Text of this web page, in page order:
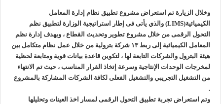
وخلال الزيارة تم استعراض مشروع تطبيق نظام إدارة المعامل
الكيميائية(LIMS) والذي يأتى فى إطار استراتيجية الوزارة لتطبيق نظم
التحول الرقمى من خلال مشروع تطوير وتحديث القطاع ، ويهدف إدارة نظم
المعامل الكيميائية إلى ربط ١٣ شركة بترولية من خلال عمل نظام متكامل بين
هيئة البترول والشركات التابعة لها ، لتكوين قاعدة بيانات قوية ومتابعة لحظية
لمخرجات الوحدات الإنتاجية وسرعة إتخاذ القرار المناسب ، حيث تم الانتهاء
من التشغيل التجريبي والتشغيل الفعلى لكافة الشركات المشاركة بالمشروع
.
وتم استعراض تجربة تطبيق التحول الرقمى لمسار اخذ العينات وتحليلها